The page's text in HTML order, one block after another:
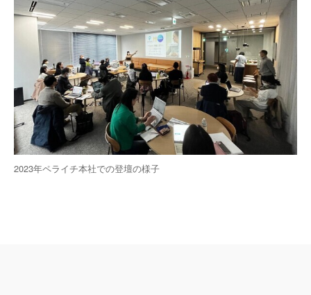
2023年ペライチ本社での登壇の様子